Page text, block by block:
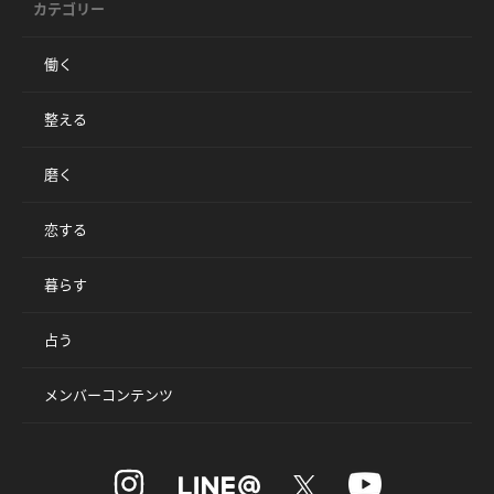
カテゴリー
働く
整える
磨く
恋する
暮らす
占う
メンバーコンテンツ